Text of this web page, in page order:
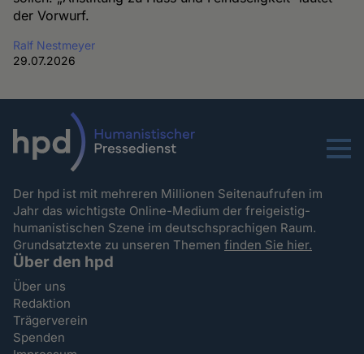
der Vorwurf.
Ralf Nestmeyer
29.07.2026
Menu
Der hpd ist mit mehreren Millionen Seitenaufrufen im
Jahr das wichtigste Online-Medium der freigeistig-
humanistischen Szene im deutschsprachigen Raum.
Grundsatztexte zu unseren Themenfinden Sie hier.
Über den hpd
Über uns
Redaktion
Trägerverein
Spenden